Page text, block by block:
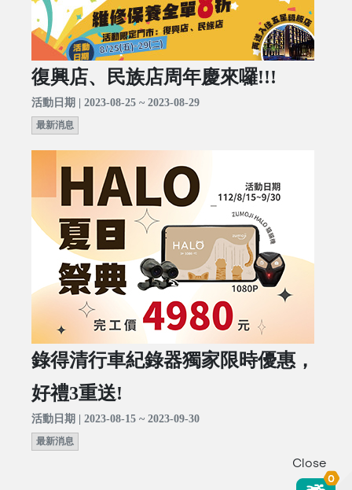
復興店、民族店周年慶來囉!!!
活動日期 | 2023-08-25 ~ 2023-08-29
最新消息
錄得清行車紀錄器獨家限時優惠，
好禮3重送!
活動日期 | 2023-08-15 ~ 2023-09-30
最新消息
Close
0